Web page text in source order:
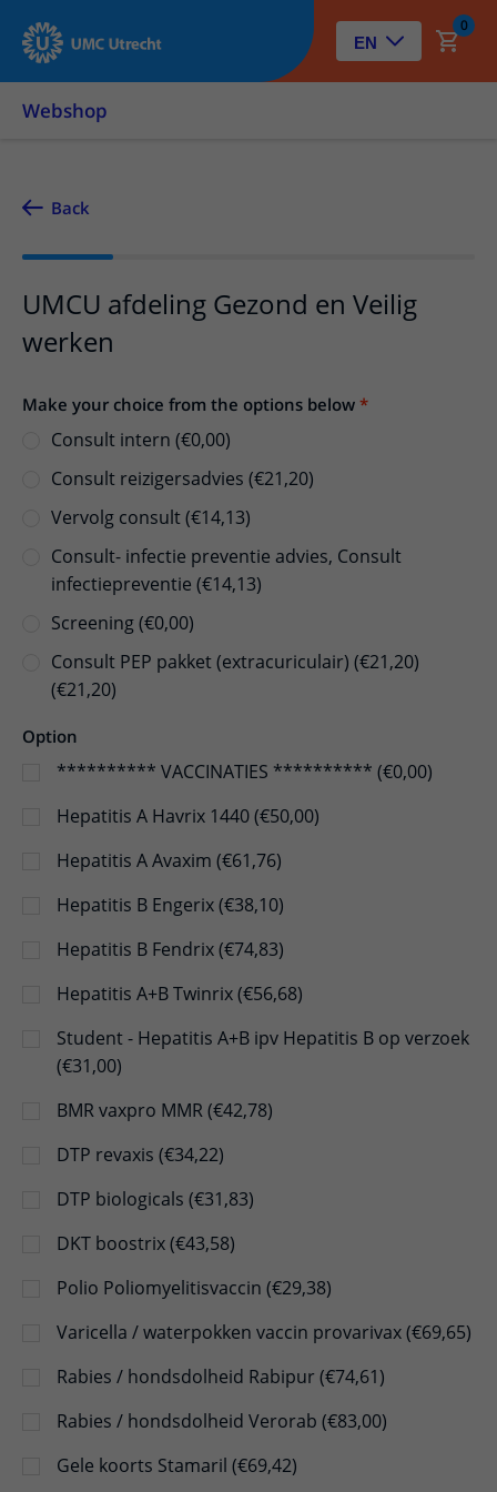
EN
0
Webshop
Back
UMCU afdeling Gezond en Veilig
werken
Make your choice from the options below
Consult intern (€0,00)
Consult reizigersadvies (€21,20)
Vervolg consult (€14,13)
Consult- infectie preventie advies, Consult
infectiepreventie (€14,13)
Screening (€0,00)
Consult PEP pakket (extracuriculair) (€21,20)
(€21,20)
Option
********** VACCINATIES ********** (€0,00)
Hepatitis A Havrix 1440 (€50,00)
Hepatitis A Avaxim (€61,76)
Hepatitis B Engerix (€38,10)
Hepatitis B Fendrix (€74,83)
Hepatitis A+B Twinrix (€56,68)
Student - Hepatitis A+B ipv Hepatitis B op verzoek
(€31,00)
BMR vaxpro MMR (€42,78)
DTP revaxis (€34,22)
DTP biologicals (€31,83)
DKT boostrix (€43,58)
Polio Poliomyelitisvaccin (€29,38)
Varicella / waterpokken vaccin provarivax (€69,65)
Rabies / hondsdolheid Rabipur (€74,61)
Rabies / hondsdolheid Verorab (€83,00)
Gele koorts Stamaril (€69,42)